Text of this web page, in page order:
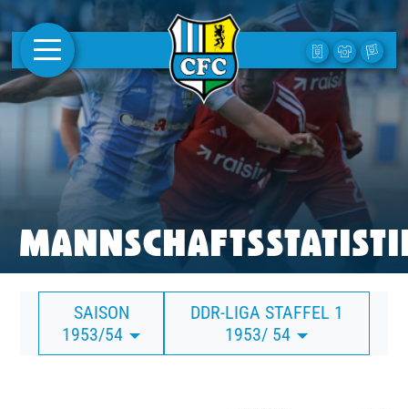
AKTUELLES
1. MANNSCHAFT
FRAUEN
CAMPUS
CLUB
CLUBMITGLIEDSCHAFT
BUSINESS
SAISON
1953/54
DDR-LIGA STAFFEL 1
1953/ 54